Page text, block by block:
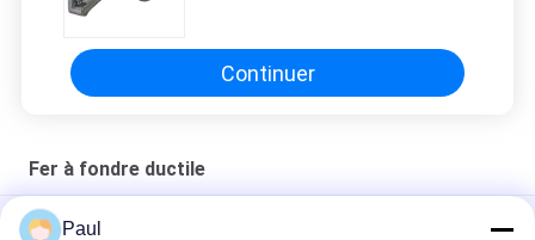
Continuer
Fer à fondre ductile
Résistant à l'usure
Paul